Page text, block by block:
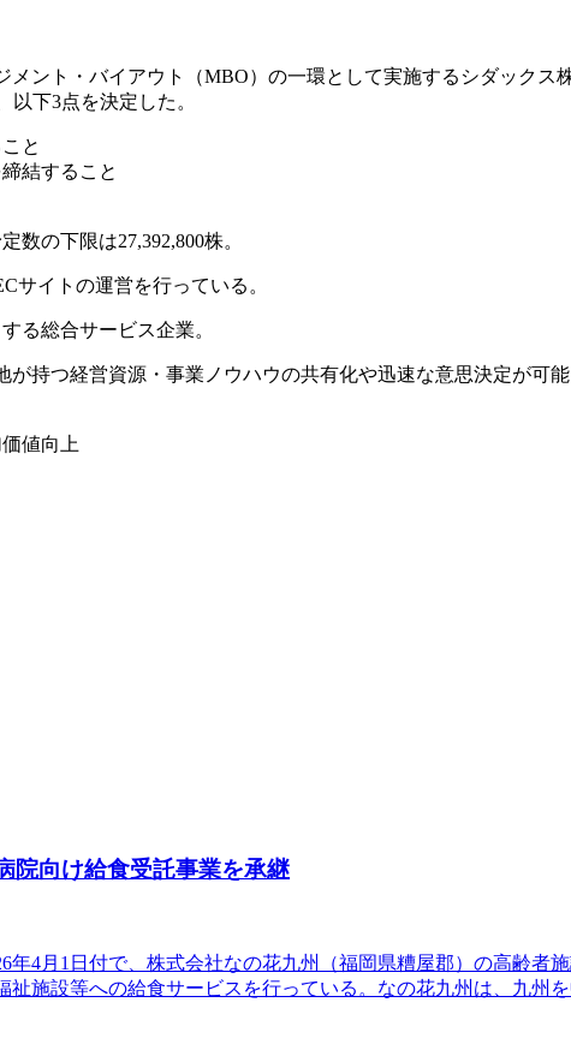
ント・バイアウト（MBO）の一環として実施するシダックス
下3点を決定した。
と
結すること
数の下限は27,392,800株。
サイトの運営を行っている。
る総合サービス企業。
持つ経営資源・事業ノウハウの共有化や迅速な意思決定が可
値向上
院向け給食受託事業を承継
4月1日付で、株式会社なの花九州（福岡県糟屋郡）の高齢者
施設等への給食サービスを行っている。なの花九州は、九州